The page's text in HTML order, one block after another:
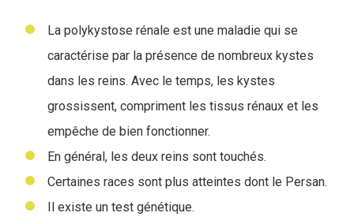
La polykystose rénale est une maladie qui se
caractérise par la présence de nombreux kystes
dans les reins. Avec le temps, les kystes
grossissent, compriment les tissus rénaux et les
empêche de bien fonctionner.
En général, les deux reins sont touchés.
Certaines races sont plus atteintes dont le Persan.
Il existe un test génétique.